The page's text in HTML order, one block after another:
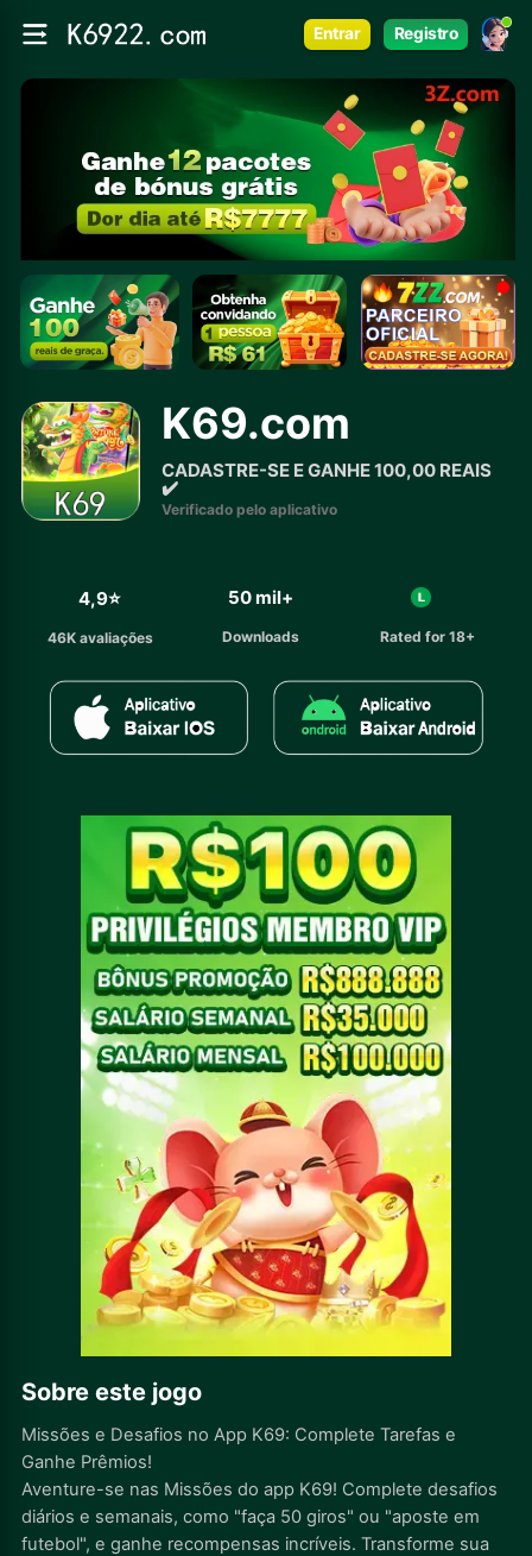
Entrar Registro
K69.com
CADASTRE-SE E GANHE 100,00 REAIS
✔️
Verificado pelo aplicativo
4,9⭐️
46K avaliações
50 mil+
Downloads Rated for 18+
Sobre este jogo
Missões e Desafios no App K69: Complete Tarefas e
Ganhe Prêmios!
Aventure-se nas Missões do app K69! Complete desafios
diários e semanais, como "faça 50 giros" ou "aposte em
futebol", e ganhe recompensas incríveis. Transforme sua